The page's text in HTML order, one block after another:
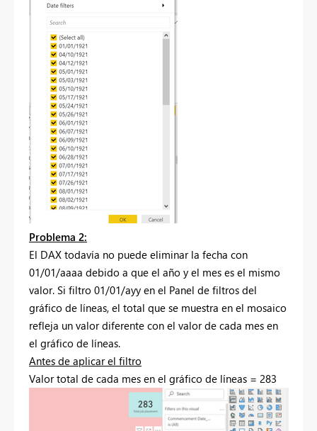
Problema 2:
El DAX todavía no puede eliminar la fecha con
01/01/aaaa debido a que el año y el mes es el mismo
valor. Si filtro 01/01/ayy en el Panel de filtros del
gráfico de líneas, el total que se muestra en el mosaico
refleja un valor diferente con el valor de cada mes en
el gráfico de líneas.
Antes de aplicar el filtro
Valor total de cada mes en el gráfico de líneas = 283